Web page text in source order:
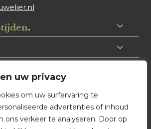
uw privacy
om uw surfervaring te
advertenties of inhoud
ons verkeer te analyseren. Door op
.